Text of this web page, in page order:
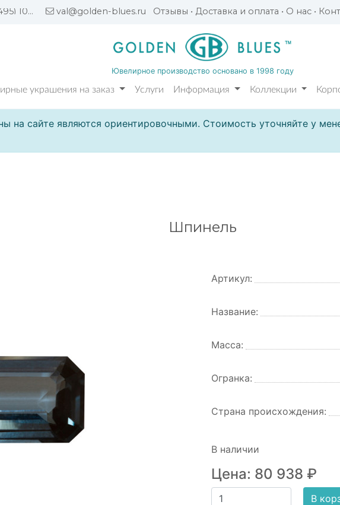
+ 7 (495) 109 05 72 val@golden-blues.ru Отзывы • Доставка и оплата • О нас •
Ювелирное производство основано в 1998 году
украшения на заказ Услуги Информация Коллекции
на сайте являются ориентировочными. Стоимость уточняйте у
Шпинель
Артикул:
Название:
Масса:
Огранка:
Страна происхождения:
В наличии
Цена: 80 938 ₽
В